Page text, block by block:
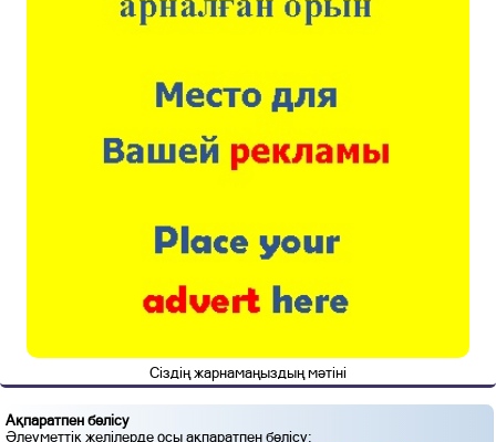
Сіздің жарнамаңыздың мәтіні
Ақпаратпен бөлісу
Әлеуметтік желілерде осы ақпаратпен бөлісу: